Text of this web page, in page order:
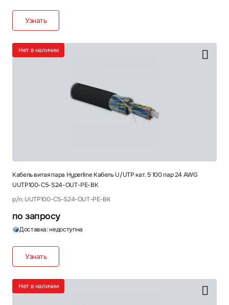
Узнать
Кабель витая пара Hyperline Кабель U/UTP кат. 5 100 пар 24 AWG
UUTP100-C5-S24-OUT-PE-BK
p/n: UUTP100-C5-S24-OUT-PE-BK
по запросу
Доставка: недоступна
Узнать
Нет в наличии
Нет в наличии